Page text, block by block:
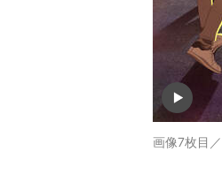
画像7枚目